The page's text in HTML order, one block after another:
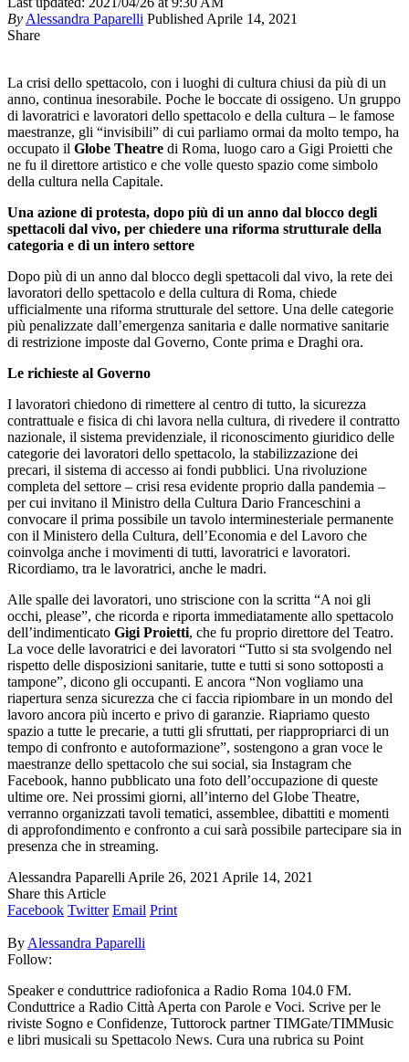
By Alessandra Paparelli Published Aprile 14, 2021
Share
La crisi dello spettacolo, con i luoghi di cultura chiusi da più di un
anno, continua inesorabile. Poche le boccate di ossigeno. Un gruppo
di lavoratrici e lavoratori dello spettacolo e della cultura – le famose
maestranze, gli “invisibili” di cui parliamo ormai da molto tempo, ha
occupato il Globe Theatre di Roma, luogo caro a Gigi Proietti che
ne fu il direttore artistico e che volle questo spazio come simbolo
della cultura nella Capitale.
Una azione di protesta, dopo più di un anno dal blocco degli
spettacoli dal vivo, per chiedere una riforma strutturale della
categoria e di un intero settore
Dopo più di un anno dal blocco degli spettacoli dal vivo, la rete dei
lavoratori dello spettacolo e della cultura di Roma, chiede
ufficialmente una riforma strutturale del settore. Una delle categorie
più penalizzate dall’emergenza sanitaria e dalle normative sanitarie
di restrizione imposte dal Governo, Conte prima e Draghi ora.
Le richieste al Governo
I lavoratori chiedono di rimettere al centro di tutto, la sicurezza
contrattuale e fisica di chi lavora nella cultura, di rivedere il contratto
nazionale, il sistema previdenziale, il riconoscimento giuridico delle
categorie dei lavoratori dello spettacolo, la stabilizzazione dei
precari, il sistema di accesso ai fondi pubblici. Una rivoluzione
completa del settore – crisi resa evidente proprio dalla pandemia –
per cui invitano il Ministro della Cultura Dario Franceschini a
convocare il prima possibile un tavolo interminesteriale permanente
con il Ministero della Cultura, dell’Economia e del Lavoro che
coinvolga anche i movimenti di tutti, lavoratrici e lavoratori.
Ricordiamo, tra le lavoratrici, anche le madri.
Alle spalle dei lavoratori, uno striscione con la scritta “A noi gli
occhi, please”, che ricorda e riporta immediatamente allo spettacolo
dell’indimenticato Gigi Proietti, che fu proprio direttore del Teatro.
La voce delle lavoratrici e dei lavoratori “Tutto si sta svolgendo nel
rispetto delle disposizioni sanitarie, tutte e tutti si sono sottoposti a
tampone”, dicono gli occupanti. E ancora “Non vogliamo una
riapertura senza sicurezza che ci faccia ripiombare in un mondo del
lavoro ancora più incerto e privo di garanzie. Riapriamo questo
spazio a tutte le precarie, a tutti gli sfruttati, per riappropriarci di un
tempo di confronto e autoformazione”, sostengono a gran voce le
maestranze dello spettacolo che sui social, sia Instagram che
Facebook, hanno pubblicato una foto dell’occupazione di queste
ultime ore. Nei prossimi giorni, all’interno del Globe Theatre,
verranno organizzati tavoli tematici, assemblee, dibattiti e momenti
di approfondimento e confronto a cui sarà possibile partecipare sia in
presenza che in streaming.
Alessandra Paparelli Aprile 26, 2021 Aprile 14, 2021
Share this Article
Facebook Twitter Email Print
By Alessandra Paparelli
Follow:
Speaker e conduttrice radiofonica a Radio Roma 104.0 FM.
Conduttrice a Radio Città Aperta con Parole e Voci. Scrive per le
riviste Sogno e Confidenze, Tuttorock partner TIMGate/TIMMusic
e libri musicali su Spettacolo News. Cura una rubrica su Point